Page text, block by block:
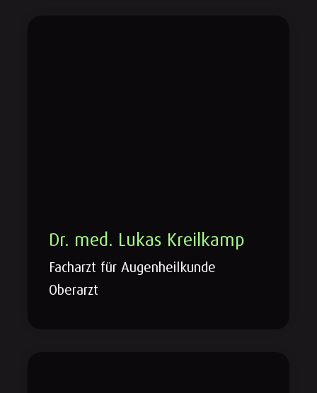
Dr. med. Lukas Kreilkamp
Facharzt für Augenheilkunde
Oberarzt